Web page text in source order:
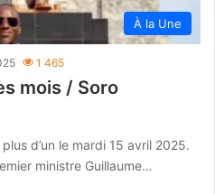
À la Une
1 465
mois / Soro
d’un le mardi 15 avril 2025.
ministre Guillaume…